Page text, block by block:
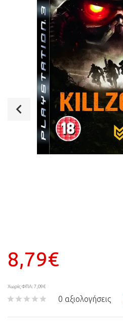
8,79€
Χωρίς ΦΠΑ: 7,09€
0 αξιολογήσεις